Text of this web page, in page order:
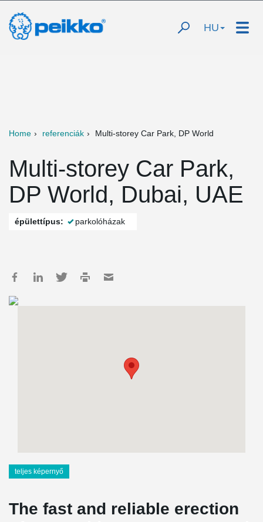
HU
Home referenciák Multi-storey Car Park, DP World
Multi-storey Car Park,
DP World, Dubai, UAE
épülettípus: parkolóházak
teljes képernyő
The fast and reliable erection